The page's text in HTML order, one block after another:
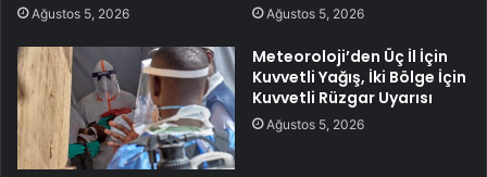
Ağustos 5, 2026 Ağustos 5, 2026
Meteoroloji’den Üç İl İçin
Kuvvetli Yağış, İki Bölge İçin
Kuvvetli Rüzgar Uyarısı
Ağustos 5, 2026